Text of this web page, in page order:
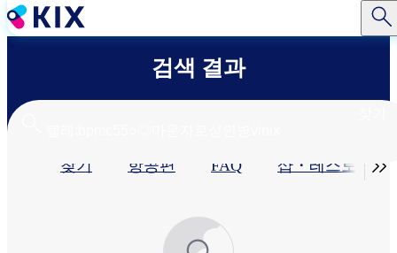
주
요
로
건
검색 결과
찾기 항공편 FAQ 샵・레스토랑​ 